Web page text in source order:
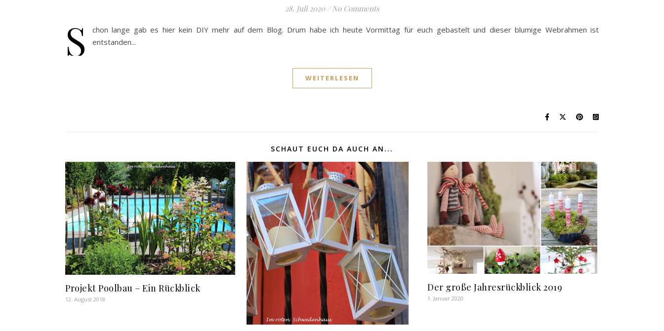
28. Juli 2020 / No Comments
S
chon lange gab es hier kein DIY mehr auf dem Blog. Drum habe ich heute Vormittag für euch gebastelt und dieser blumige Webrahmen ist
entstanden...
WEITERLESEN
SCHAUT EUCH DA AUCH AN...
Projekt Poolbau – Ein Rückblick
12. August 2018
Der große Jahresrückblick 2019
1. Januar 2020